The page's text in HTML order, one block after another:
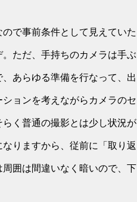
で事前条件として見えていた
ただ、手持ちのカメラは手ぶ
あらゆる準備を行なって、出
ョンを考えながらカメラのセ
く普通の撮影とは少し状況が
りますから、従前に「取り返
囲は間違いなく暗いので、下